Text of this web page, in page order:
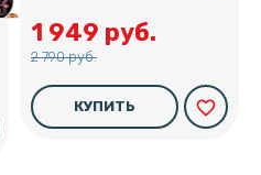
1 949 руб.
2 790 руб.
КУПИТЬ favorite_border